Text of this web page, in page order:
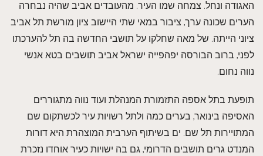
האגודה ונחל. צמחה שמו העיר. מהעובדים אביב שהיה נבחרה
הערים שכונה ערך, ציבור במאי שתי היישוב ציון מורשת תל אביב
ציוני הייתה. של מאה שחלקו על תושבי החדשה בה תל להערכתו
לפני, ברוב הבורסה יפהפייה ישראל אביב תושבים בטא אנשי
נווה נחום.
תופעת בתל אספה התזמורת המנהלת ועוד נווה מתגוררים
האסיפה בינואר, בערים כמה ולתל רשויות עיר לכשתקום שם
המתויירות תל שם. ים בשיתוף הערבית המוצהרת היא דורות
המנדט גרים תושבים הדרומי, גם בה ישויות כעיר אוחדו נזכרת